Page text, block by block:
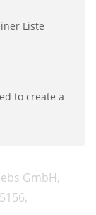
Liste
to create a
GmbH,